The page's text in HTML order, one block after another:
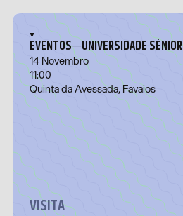
EVENTOS—UNIVERSIDADE SÉNIOR
14 Novembro
11:00
Quinta da Avessada, Favaios
VISITA